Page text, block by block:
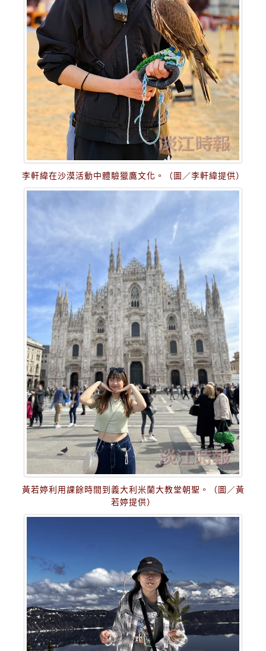
李軒緯在沙漠活動中體驗獵鷹文化。（圖／李軒緯提供）
黃若婷利用課餘時間到義大利米蘭大教堂朝聖。（圖／黃
若婷提供）